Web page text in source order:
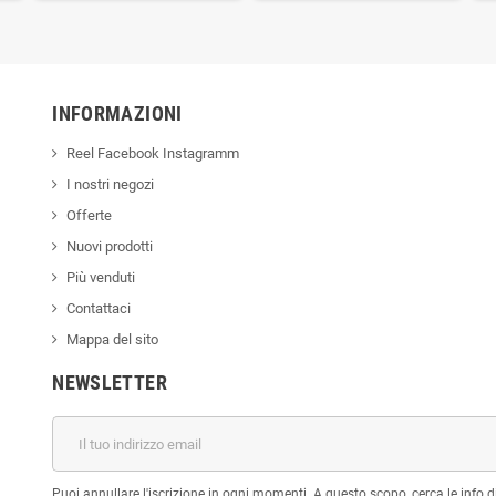
INFORMAZIONI
Reel Facebook Instagramm
I nostri negozi
Offerte
Nuovi prodotti
Più venduti
Contattaci
Mappa del sito
NEWSLETTER